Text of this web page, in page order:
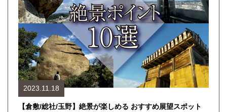
2023.11.18
【倉敷/総社/玉野】絶景が楽しめる おすすめ展望スポット